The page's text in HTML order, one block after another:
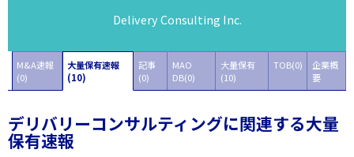
Delivery Consulting Inc.
M&A速報
(0)
大量保有速報
(10)
記事
(0)
MAO
DB(0)
大量保有
(10)
TOB(0)
企業概
要
デリバリーコンサルティングに関連する大量
保有速報